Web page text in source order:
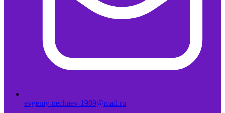
evgeniy-nechaev-1989@mail.ru